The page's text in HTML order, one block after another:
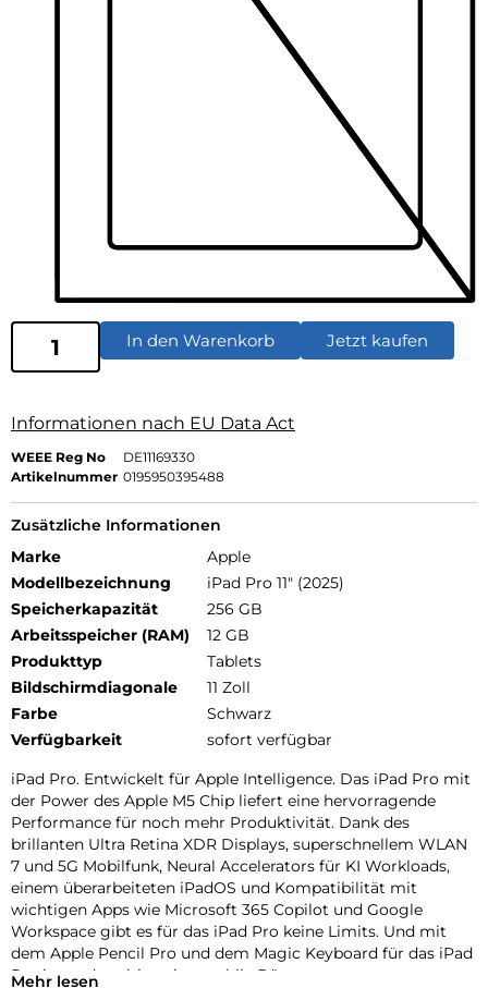
In den Warenkorb Jetzt kaufen
Informationen nach EU Data Act
WEEE Reg No
DE11169330
Artikelnummer 0195950395488
Zusätzliche Informationen
Marke
Apple
Modellbezeichnung
iPad Pro 11" (2025)
Speicherkapazität
256 GB
Arbeitsspeicher (RAM)
12 GB
Produkttyp
Tablets
Bildschirmdiagonale
11 Zoll
Farbe
Schwarz
Verfügbarkeit
sofort verfügbar
iPad Pro. Entwickelt für Apple Intelligence. Das iPad Pro mit
der Power des Apple M5 Chip liefert eine hervorragende
Performance für noch mehr Produktivität. Dank des
brillanten Ultra Retina XDR Displays, superschnellem WLAN
7 und 5G Mobilfunk, Neural Accelerators für KI Workloads,
einem überarbeiteten iPadOS und Kompatibilität mit
wichtigen Apps wie Microsoft 365 Copilot und Google
Workspace gibt es für das iPad Pro keine Limits. Und mit
dem Apple Pencil Pro und dem Magic Keyboard für das iPad
Pro ist es das ultimative mobile Büro.
Mehr lesen